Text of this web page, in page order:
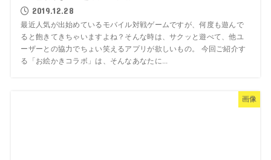
2019.12.28
最近人気が出始めているモバイル対戦ゲームですが、何度も遊んで
ると飽きてきちゃいますよね？そんな時は、サクッと遊べて、他ユ
ーザーとの協力でちょい笑えるアプリが欲しいもの。 今回ご紹介す
る「お絵かきコラボ」は、そんなあなたに...
画像